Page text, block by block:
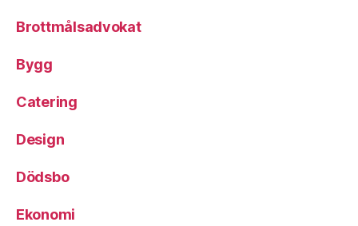
Brottmålsadvokat
Bygg
Catering
Design
Dödsbo
Ekonomi